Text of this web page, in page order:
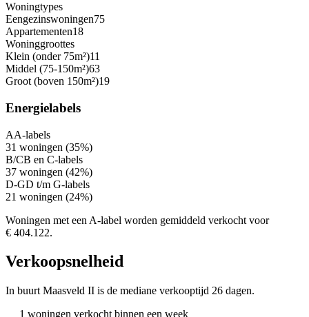
Woningtypes
Eengezinswoningen75
Appartementen18
Woninggroottes
Klein (onder 75m²)11
Middel (75-150m²)63
Groot (boven 150m²)19
Energielabels
AA-labels
31 woningen (35%)
B/CB en C-labels
37 woningen (42%)
D-GD t/m G-labels
21 woningen (24%)
Woningen met een A-label worden gemiddeld verkocht voor
€ 404.122.
Verkoopsnelheid
In buurt Maasveld II is de mediane verkooptijd 26 dagen.
1 woningen verkocht binnen een week